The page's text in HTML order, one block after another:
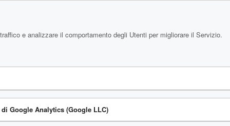
e analizzare il comportamento degli Utenti per migliorare il Servizio.
Google Analytics (Google LLC)